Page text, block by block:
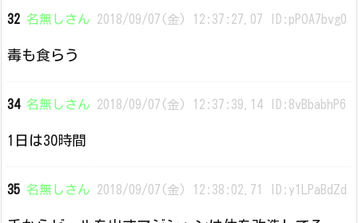
32 名無しさん 2018/09/07(金) 12:37:27.07 ID:pPOA7bvg0
毒も食らう
34 名無しさん 2018/09/07(金) 12:37:39.14 ID:8vBbabhP6
1日は30時間
35 名無しさん 2018/09/07(金) 12:38:02.71 ID:y1LPaBdZd